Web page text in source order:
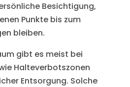
Besichtigung,
Punkte bis zum
bleiben.
gibt es meist bei
Halteverbotszonen
Entsorgung. Solche